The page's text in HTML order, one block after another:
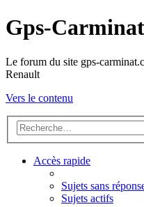
Gps-Carminat
Le forum du site gps-
Renault
Vers le contenu
Accès rapide
Sujets sans
Sujets actifs